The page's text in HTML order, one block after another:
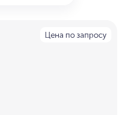
Цена по запросу